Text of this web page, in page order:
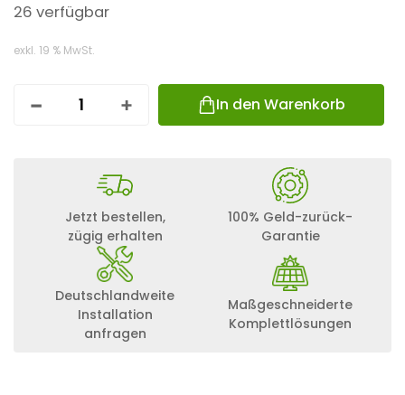
26 verfügbar
exkl. 19 % MwSt.
In den Warenkorb
Jetzt bestellen,
zügig erhalten
100% Geld-zurück-
Garantie
Deutschlandweite
Installation
anfragen
Maßgeschneiderte
Komplettlösungen